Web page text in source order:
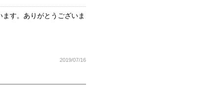
す。ありがとうございま
2019/07/16